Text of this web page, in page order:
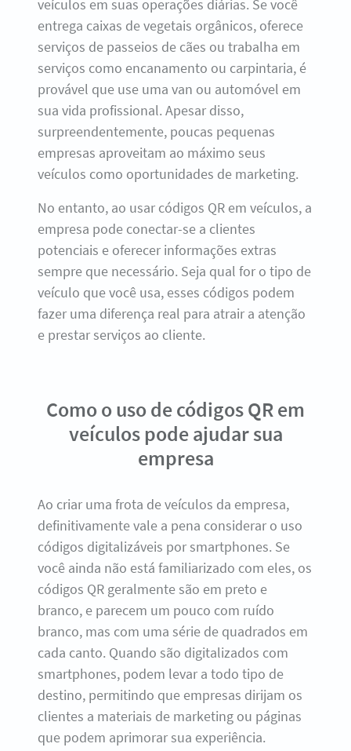
veículos em suas operações diárias. Se você
entrega caixas de vegetais orgânicos, oferece
serviços de passeios de cães ou trabalha em
serviços como encanamento ou carpintaria, é
provável que use uma van ou automóvel em
sua vida profissional. Apesar disso,
surpreendentemente, poucas pequenas
empresas aproveitam ao máximo seus
veículos como oportunidades de marketing.
No entanto, ao usar códigos QR em veículos, a
empresa pode conectar-se a clientes
potenciais e oferecer informações extras
sempre que necessário. Seja qual for o tipo de
veículo que você usa, esses códigos podem
fazer uma diferença real para atrair a atenção
e prestar serviços ao cliente.
Como o uso de códigos QR em
veículos pode ajudar sua
empresa
Ao criar uma frota de veículos da empresa,
definitivamente vale a pena considerar o uso
códigos digitalizáveis ​​por smartphones. Se
você ainda não está familiarizado com eles, os
códigos QR geralmente são em preto e
branco, e parecem um pouco com ruído
branco, mas com uma série de quadrados em
cada canto. Quando são digitalizados com
smartphones, podem levar a todo tipo de
destino, permitindo que empresas dirijam os
clientes a materiais de marketing ou páginas
que podem aprimorar sua experiência.